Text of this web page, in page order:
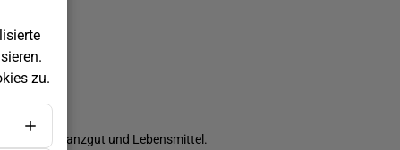
Pflanzgut und Lebensmittel.
zu.